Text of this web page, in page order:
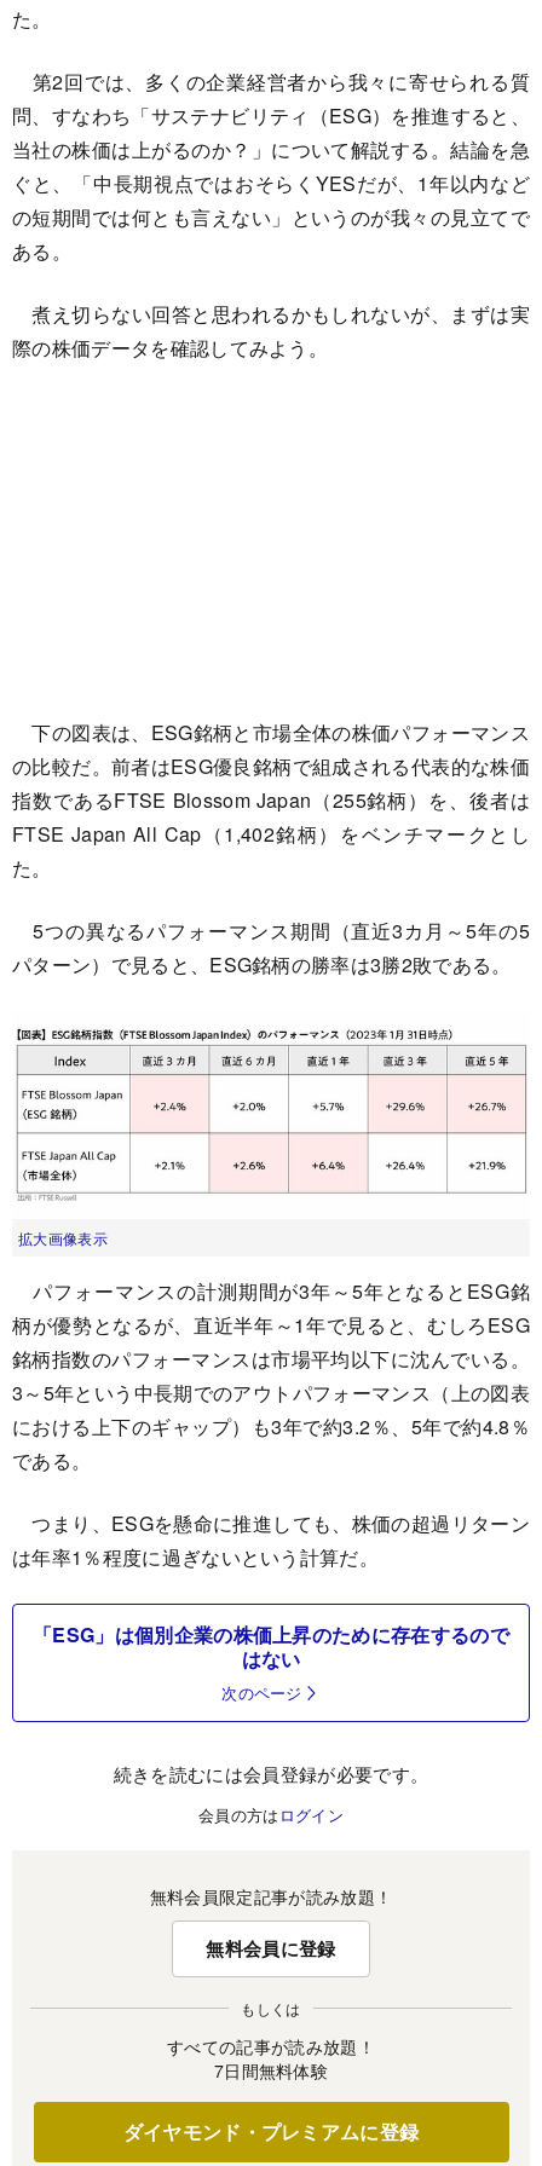
た。
第2回では、多くの企業経営者から我々に寄せられる質
問、すなわち「サステナビリティ（ESG）を推進すると、
当社の株価は上がるのか？」について解説する。結論を急
ぐと、「中長期視点ではおそらくYESだが、1年以内など
の短期間では何とも言えない」というのが我々の見立てで
ある。
煮え切らない回答と思われるかもしれないが、まずは実
際の株価データを確認してみよう。
下の図表は、ESG銘柄と市場全体の株価パフォーマンス
の比較だ。前者はESG優良銘柄で組成される代表的な株価
指数であるFTSE Blossom Japan（255銘柄）を、後者は
FTSE Japan All Cap（1,402銘柄）をベンチマークとし
た。
5つの異なるパフォーマンス期間（直近3カ月～5年の5
パターン）で見ると、ESG銘柄の勝率は3勝2敗である。
拡大画像表示
パフォーマンスの計測期間が3年～5年となるとESG銘
柄が優勢となるが、直近半年～1年で見ると、むしろESG
銘柄指数のパフォーマンスは市場平均以下に沈んでいる。
3～5年という中長期でのアウトパフォーマンス（上の図表
における上下のギャップ）も3年で約3.2％、5年で約4.8％
である。
つまり、ESGを懸命に推進しても、株価の超過リターン
は年率1％程度に過ぎないという計算だ。
「ESG」は個別企業の株価上昇のために存在するので
はない
次のページ
続きを読むには会員登録が必要です。
会員の方は ログイン
無料会員限定記事が読み放題！
無料会員に登録
もしくは
すべての記事が読み放題！
7日間無料体験
ダイヤモンド・プレミアムに登録